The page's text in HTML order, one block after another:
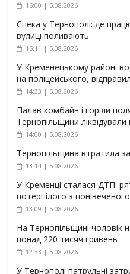
16:00 | 5.08.2026
Спека у Тернополі: де
вулиці поливають
15:11 | 5.08.2026
У Кременецькому районі
на поліцейського,
14:33 | 5.08.2026
Палав комбайн і горіли
Тернопільщини
14:00 | 5.08.2026
Тернопільщина втратила
13:14 | 5.08.2026
У Кременці сталася ДТП:
потерпілого з
13:09 | 5.08.2026
На Тернопільщині чоловік
понад 220 тисяч гривень
12:33 | 5.08.2026
У Тернополі патрульні